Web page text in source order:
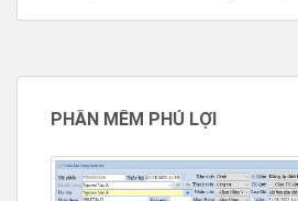
PHẦN MỀM PHÚ LỢI